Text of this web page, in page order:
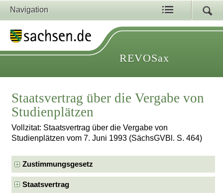
Navigation
REVOSax
Staatsvertrag über die Vergabe von
Studienplätzen
Vollzitat: Staatsvertrag über die Vergabe von
Studienplätzen vom 7. Juni 1993 (SächsGVBl. S. 464)
Zustimmungsgesetz
Staatsvertrag